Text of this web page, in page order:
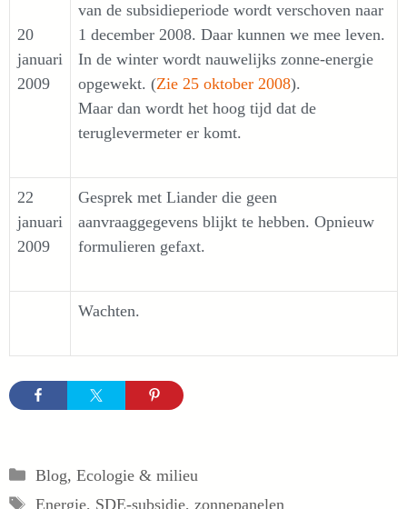
20
januari
2009
van de subsidieperiode wordt verschoven naar
1 december 2008. Daar kunnen we mee leven.
In de winter wordt nauwelijks zonne-energie
opgewekt. (Zie 25 oktober 2008).
Maar dan wordt het hoog tijd dat de
teruglevermeter er komt.
22
januari
2009
Gesprek met Liander die geen
aanvraaggegevens blijkt te hebben. Opnieuw
formulieren gefaxt.
Wachten.
Categorieën
Blog, Ecologie & milieu
Tags
Energie, SDE-subsidie, zonnepanelen